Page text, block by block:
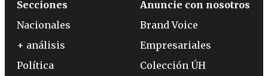
Secciones
Nacionales
+ análisis
Política
Anuncie con nosotros
Brand Voice
Empresariales
Colección ÚH